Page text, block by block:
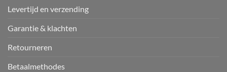
Levertijd en verzending
Garantie & klachten
Retourneren
Betaalmethodes